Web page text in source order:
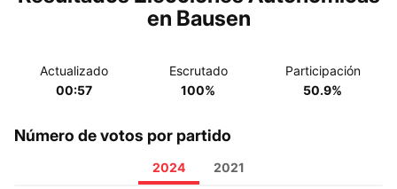
en Bausen
Actualizado
00:57
Escrutado
100%
Participación
50.9%
Número de votos por partido
2024 2021